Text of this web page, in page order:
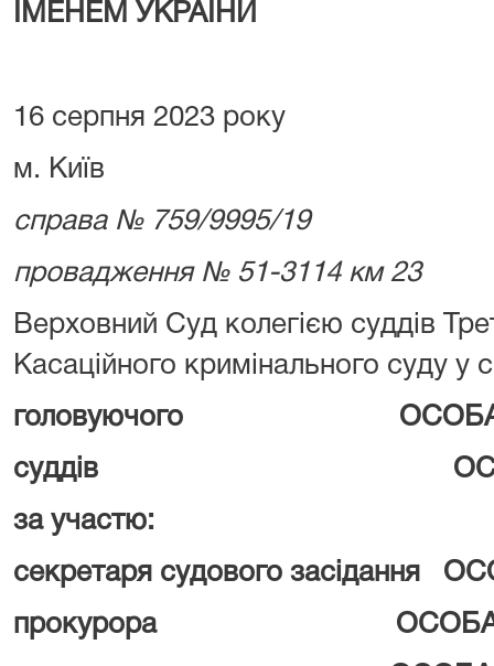
ІМЕНЕМ УКРАЇНИ
16 серпня 2023 року
м. Київ
справа № 759/9995/19
провадження № 51-3114 км 23
Верховний Суд колегією суддів
Касаційного кримінального суду у
головуючого
суддів
за участю:
секретаря судового засідання
прокурора